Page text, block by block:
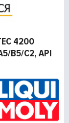
4200
B5/C2, API